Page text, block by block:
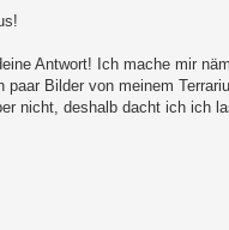
Antwort! Ich mache mir
paar Bilder von meinem
nicht, deshalb dacht ich ich